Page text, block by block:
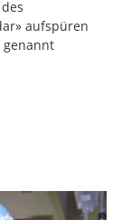
aufspüren
genannt